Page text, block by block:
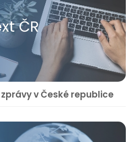
ČR
v České republice